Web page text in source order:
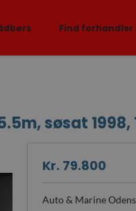
Find forhandler
søsat 1998,
Kr. 79.800
Auto & Marine